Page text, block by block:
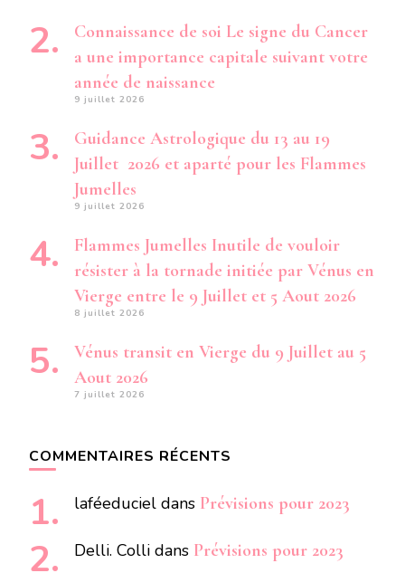
Connaissance de soi Le signe du Cancer
a une importance capitale suivant votre
année de naissance
9 juillet 2026
Guidance Astrologique du 13 au 19
Juillet 2026 et aparté pour les Flammes
Jumelles
9 juillet 2026
Flammes Jumelles Inutile de vouloir
résister à la tornade initiée par Vénus en
Vierge entre le 9 Juillet et 5 Aout 2026
8 juillet 2026
Vénus transit en Vierge du 9 Juillet au 5
Aout 2026
7 juillet 2026
COMMENTAIRES RÉCENTS
laféeduciel dans Prévisions pour 2023
Delli. Colli dans Prévisions pour 2023